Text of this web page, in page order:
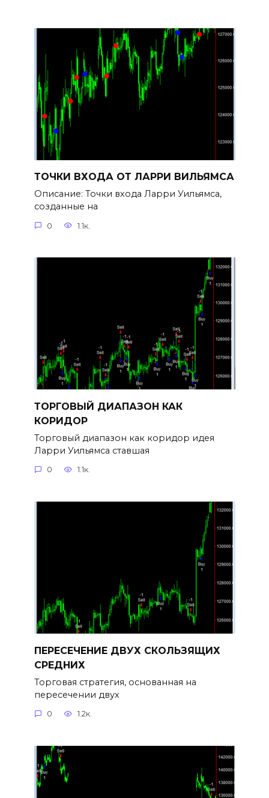
ТОЧКИ ВХОДА ОТ ЛАРРИ ВИЛЬЯМСА
Описание: Точки входа Ларри Уильямса,
созданные на
0 1.1к.
ТОРГОВЫЙ ДИАПАЗОН КАК
КОРИДОР
Торговый диапазон как коридор идея
Ларри Уильямса ставшая
0 1.1к.
ПЕРЕСЕЧЕНИЕ ДВУХ СКОЛЬЗЯЩИХ
СРЕДНИХ
Торговая стратегия, основанная на
пересечении двух
0 1.2к.